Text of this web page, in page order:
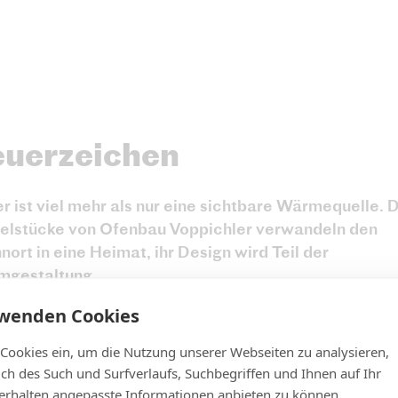
Cookies
ein, um die Nutzung unserer Webseiten zu analysieren,
des Such und Surfverlaufs, Suchbegriffen und Ihnen auf Ihr
angepasste Informationen anbieten zu können.
ist viel mehr als nur eine sichtbare Wärmequelle.
von Ofenbau Voppichler verwandeln den
in eine Heimat, ihr Design wird Teil der
Über uns